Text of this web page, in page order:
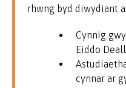
rhwng byd diwydiant
Cynnig
Eiddo
cynnar ar